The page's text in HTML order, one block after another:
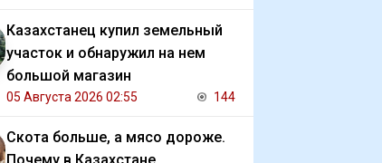
Казахстанец купил земельный
участок и обнаружил на нем
большой магазин
05 Августа 2026 02:55 144
Скота больше, а мясо дороже.